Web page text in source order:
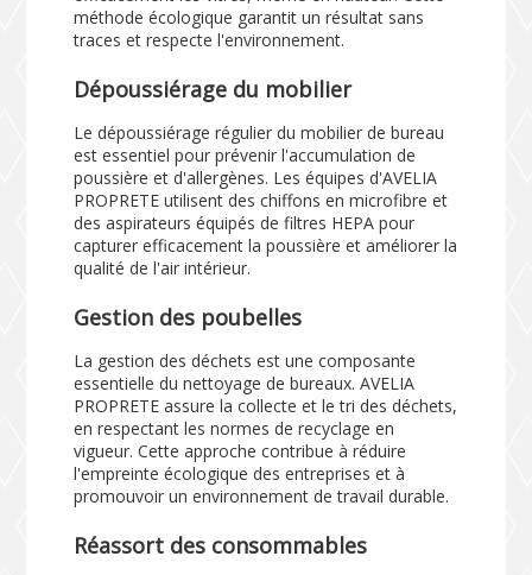
méthode écologique garantit un résultat sans
traces et respecte l'environnement.
Dépoussiérage du mobilier
Le dépoussiérage régulier du mobilier de bureau
est essentiel pour prévenir l'accumulation de
poussière et d'allergènes. Les équipes d'AVELIA
PROPRETE utilisent des chiffons en microfibre et
des aspirateurs équipés de filtres HEPA pour
capturer efficacement la poussière et améliorer la
qualité de l'air intérieur.
Gestion des poubelles
La gestion des déchets est une composante
essentielle du nettoyage de bureaux. AVELIA
PROPRETE assure la collecte et le tri des déchets,
en respectant les normes de recyclage en
vigueur. Cette approche contribue à réduire
l'empreinte écologique des entreprises et à
promouvoir un environnement de travail durable.
Réassort des consommables